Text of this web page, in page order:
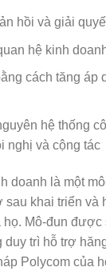
hồi và giải
hệ kinh
cách tăng áp
hệ thống
nghị và cộng tác
doanh là một
sau khai triển và
họ. Mô-đun được
duy trì hỗ trợ
Polycom của